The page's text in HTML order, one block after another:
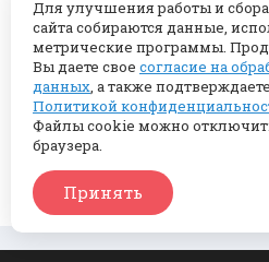
Машков
Глава городского
Н.И.Пестов
вернуться в каталог
Для улучшения работы и
сайта собираются данные,
метрические программы.
Вы даете свое согласие на
данных, а также
Политикой
Файлы cookie можно
браузера.
Принять